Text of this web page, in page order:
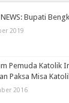
NEWS: Bupati
2019
Pemuda Katolik
Paksa Misa
2016